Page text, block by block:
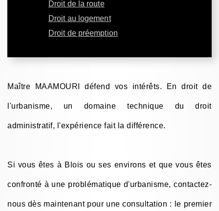
Droit de la route
Droit au logement
Droit de préemption
Maître MAAMOURI défend vos intérêts. En droit de
l'urbanisme, un domaine technique du droit
administratif, l'expérience fait la différence.
Si vous êtes à Blois ou ses environs et que vous êtes
confronté à une problématique d'urbanisme, contactez-
nous dès maintenant pour une consultation : le premier